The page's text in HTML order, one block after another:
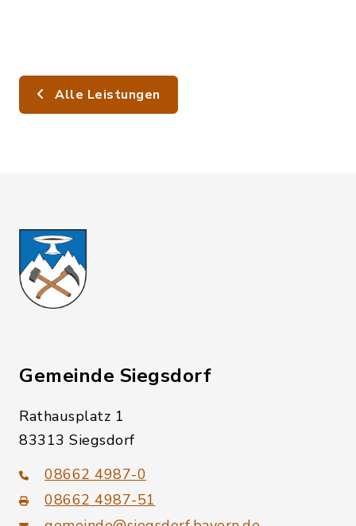
Alle Leistungen
Gemeinde Siegsdorf
Rathausplatz 1
83313 Siegsdorf
08662 4987-0
08662 4987-51